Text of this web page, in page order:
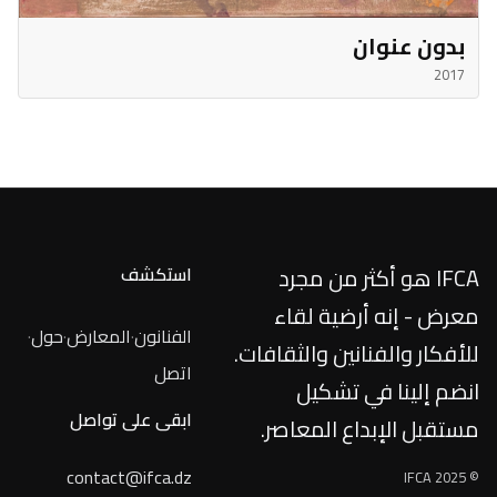
بدون عنوان
2017
IFCA هو أكثر من مجرد
معرض - إنه أرضية لقاء
للأفكار والفنانين والثقافات.
انضم إلينا في تشكيل
مستقبل الإبداع المعاصر.
© IFCA 2025
استكشف
الفنانون·المعارض·حول·
اتصل
ابقى على تواصل
contact@ifca.dz